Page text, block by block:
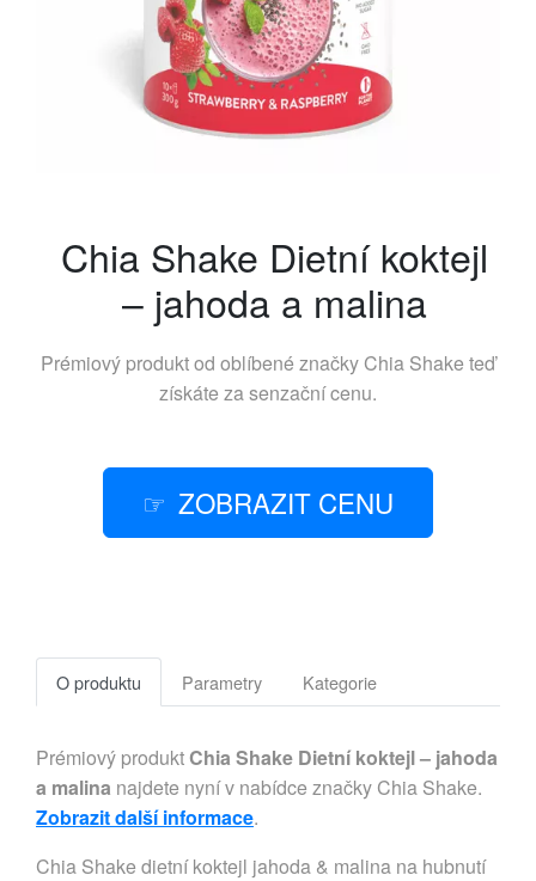
Chia Shake Dietní koktejl
– jahoda a malina
Prémiový produkt od oblíbené značky Chia Shake teď
získáte za senzační cenu.
ZOBRAZIT CENU
O produktu Parametry Kategorie
Prémiový produktChia Shake Dietní koktejl – jahoda
a malina najdete nyní v nabídce značky Chia Shake.
Zobrazit další informace.
Chia Shake dietní koktejl jahoda & malina na hubnutí